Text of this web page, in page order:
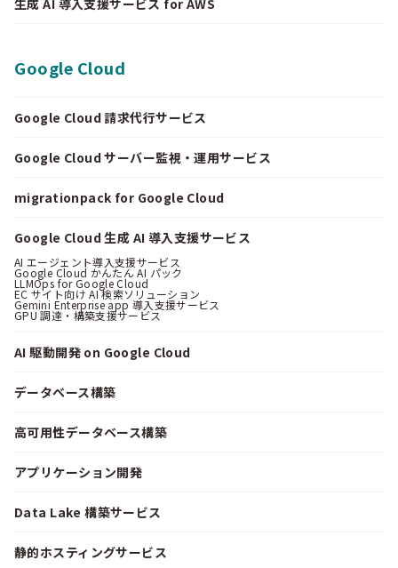
Google Cloud
Google Cloud 請求代行サービス
Google Cloud サーバー監視・運用サービス
migrationpack for Google Cloud
Google Cloud 生成 AI 導入支援サービス
AI エージェント導入支援サービス
Google Cloud かんたん AI パック
LLMOps for Google Cloud
EC サイト向け AI 検索ソリューション
Gemini Enterprise app 導入支援サービス
GPU 調達・構築支援サービス
AI 駆動開発 on Google Cloud
データベース構築
高可用性データベース構築
アプリケーション開発
Data Lake 構築サービス
静的ホスティングサービス